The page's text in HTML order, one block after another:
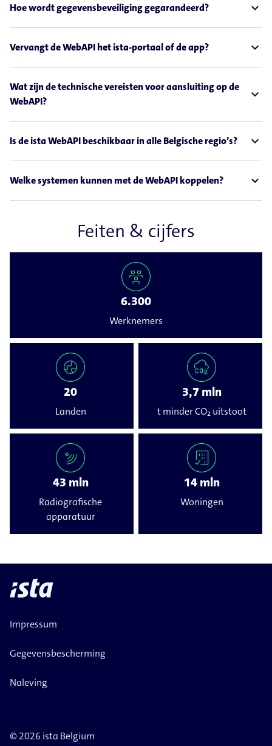
Hoe wordt gegevensbeveiliging gegarandeerd? expand_less
Vervangt de WebAPI het ista-portaal of de app? expand_less
Wat zijn de technische vereisten voor aansluiting op de
WebAPI?
expand_less
Is de ista WebAPI beschikbaar in alle Belgische regio’s? expand_less
Welke systemen kunnen met de WebAPI koppelen? expand_less
Feiten & cijfers
6.300
Werknemers
20
Landen
3,7 mln
t minder CO₂ uitstoot
43 mln
Radiografische
apparatuur
14 mln
Woningen
Impressum
Gegevensbescherming
Naleving
© 2026 ista Belgium